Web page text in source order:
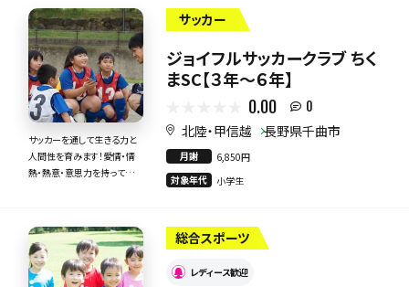
サッカーを通して生きる力と
人間性を育みます！愛情・情
熱・熱意・意思力を持って全
サッカー
ジョイフルサッカークラブ ちく
まSC【３年～６年】
0.00 0
北陸・甲信越 長野県千曲市
月謝
6,850円
対象年代
小学生
総合スポーツ
レディース歓迎